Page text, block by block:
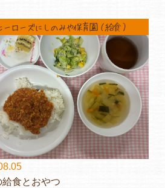
ーローズにしのみや保育園（給食）
給食とおやつ